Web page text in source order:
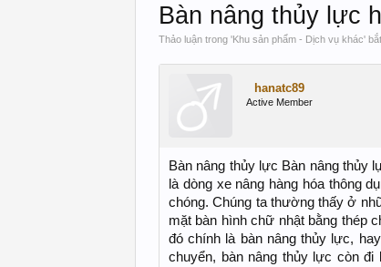
Bàn nâng thủy lực
Thảo luận trong 'Khu sản phẩm - Dịch vụ khác'
hanatc89
Active Member
Bàn nâng thủy lực Bàn nâng thủy
là dòng xe nâng hàng hóa thông
chóng. Chúng ta thường thấy ở
mặt bàn hình chữ nhật bằng thép
đó chính là bàn nâng thủy lực,
chuyển, bàn nâng thủy lực còn